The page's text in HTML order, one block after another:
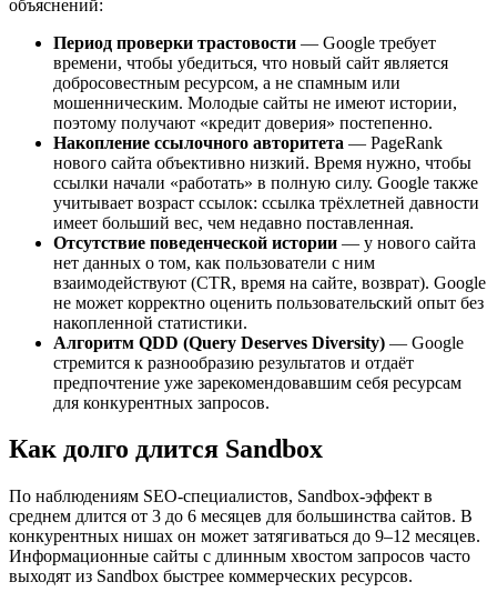
объяснений:
Период проверки трастовости — Google требует
времени, чтобы убедиться, что новый сайт является
добросовестным ресурсом, а не спамным или
мошенническим. Молодые сайты не имеют истории,
поэтому получают «кредит доверия» постепенно.
Накопление ссылочного авторитета — PageRank
нового сайта объективно низкий. Время нужно, чтобы
ссылки начали «работать» в полную силу. Google также
учитывает возраст ссылок: ссылка трёхлетней давности
имеет больший вес, чем недавно поставленная.
Отсутствие поведенческой истории — у нового сайта
нет данных о том, как пользователи с ним
взаимодействуют (CTR, время на сайте, возврат). Google
не может корректно оценить пользовательский опыт без
накопленной статистики.
Алгоритм QDD (Query Deserves Diversity) — Google
стремится к разнообразию результатов и отдаёт
предпочтение уже зарекомендовавшим себя ресурсам
для конкурентных запросов.
Как долго длится Sandbox
По наблюдениям SEO-специалистов, Sandbox-эффект в
среднем длится от 3 до 6 месяцев для большинства сайтов. В
конкурентных нишах он может затягиваться до 9–12 месяцев.
Информационные сайты с длинным хвостом запросов часто
выходят из Sandbox быстрее коммерческих ресурсов.